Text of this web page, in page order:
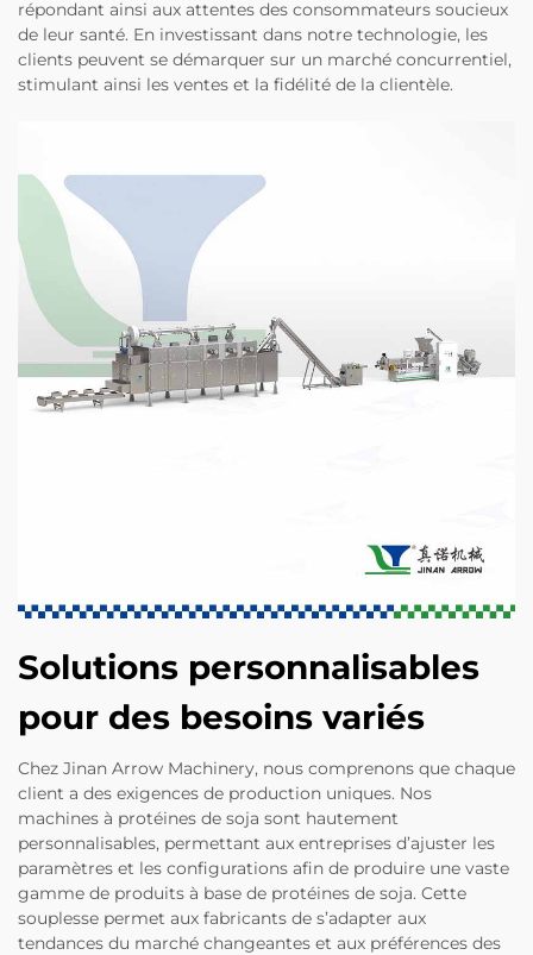
répondant ainsi aux attentes des consommateurs soucieux
de leur santé. En investissant dans notre technologie, les
clients peuvent se démarquer sur un marché concurrentiel,
stimulant ainsi les ventes et la fidélité de la clientèle.
Solutions personnalisables
pour des besoins variés
Chez Jinan Arrow Machinery, nous comprenons que chaque
client a des exigences de production uniques. Nos
machines à protéines de soja sont hautement
personnalisables, permettant aux entreprises d’ajuster les
paramètres et les configurations afin de produire une vaste
gamme de produits à base de protéines de soja. Cette
souplesse permet aux fabricants de s’adapter aux
tendances du marché changeantes et aux préférences des